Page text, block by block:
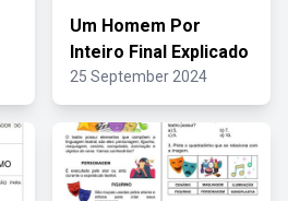
Um Homem Por
Inteiro Final Explicado
25 September 2024